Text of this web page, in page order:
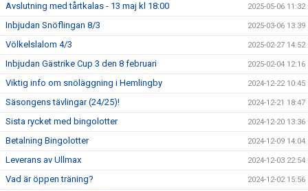
Avslutning med tårtkalas - 13 maj kl 18:00 2025-05-06 11:32
Inbjudan Snöflingan 8/3 2025-03-06 13:39
Völkelslalom 4/3 2025-02-27 14:52
Inbjudan Gästrike Cup 3 den 8 februari 2025-02-04 12:16
Viktig info om snöläggning i Hemlingby 2024-12-22 10:45
Säsongens tävlingar (24/25)! 2024-12-21 18:47
Sista rycket med bingolotter 2024-12-20 13:36
Betalning Bingolotter 2024-12-09 14:04
Leverans av Ullmax 2024-12-03 22:54
Vad är öppen träning? 2024-12-02 15:56